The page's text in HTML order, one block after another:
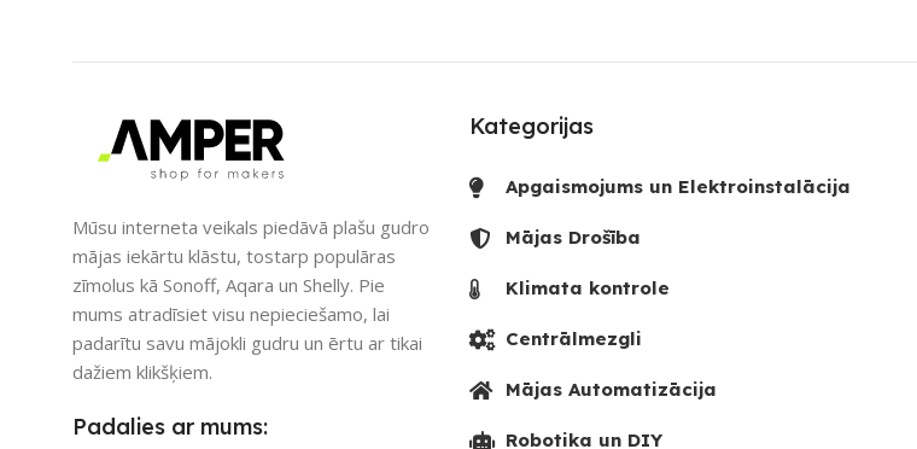
Mūsu interneta veikals piedāvā plašu gudro
mājas iekārtu klāstu, tostarp populāras
zīmolus kā Sonoff, Aqara un Shelly. Pie
mums atradīsiet visu nepieciešamo, lai
padarītu savu mājokli gudru un ērtu ar tikai
dažiem klikšķiem.
Padalies ar mums:
Kategorijas
Apgaismojums un Elektroinstalācija
Mājas Drošība
Klimata kontrole
Centrālmezgli
Mājas Automatizācija
Robotika un DIY